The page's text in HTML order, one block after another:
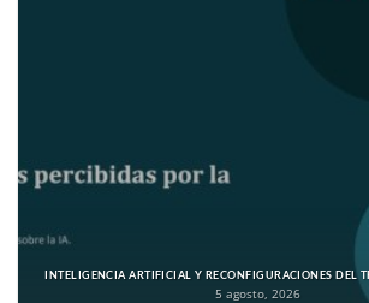
INTELIGENCIA ARTIFICIAL Y RECONFIGURACIONES DEL
5 agosto, 2026